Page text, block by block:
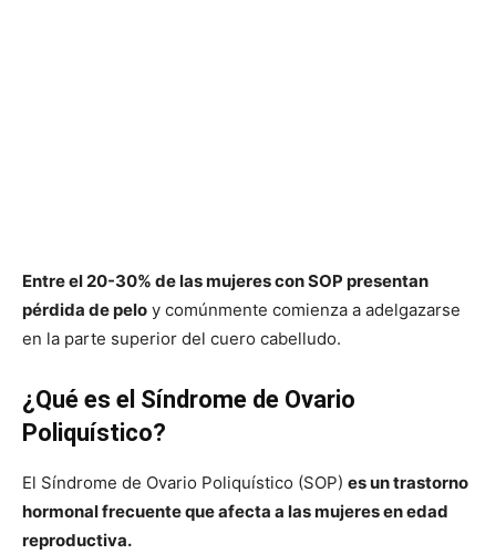
Entre el 20-30% de las mujeres con SOP presentan
pérdida de pelo y comúnmente comienza a adelgazarse
en la parte superior del cuero cabelludo.
¿Qué es el Síndrome de Ovario
Poliquístico?
El Síndrome de Ovario Poliquístico (SOP) es un trastorno
hormonal frecuente que afecta a las mujeres en edad
reproductiva.